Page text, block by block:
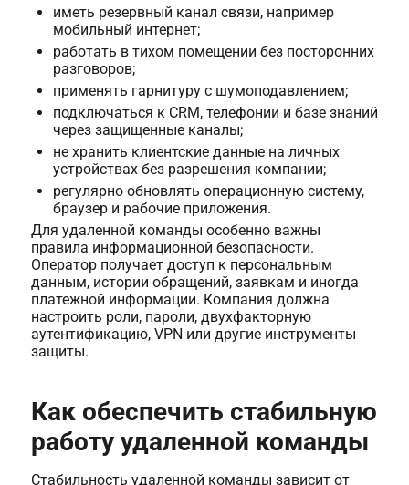
иметь резервный канал связи, например
мобильный интернет;
работать в тихом помещении без посторонних
разговоров;
применять гарнитуру с шумоподавлением;
подключаться к CRM, телефонии и базе знаний
через защищенные каналы;
не хранить клиентские данные на личных
устройствах без разрешения компании;
регулярно обновлять операционную систему,
браузер и рабочие приложения.
Для удаленной команды особенно важны
правила информационной безопасности.
Оператор получает доступ к персональным
данным, истории обращений, заявкам и иногда
платежной информации. Компания должна
настроить роли, пароли, двухфакторную
аутентификацию, VPN или другие инструменты
защиты.
Как обеспечить стабильную
работу удаленной команды
Стабильность удаленной команды зависит от